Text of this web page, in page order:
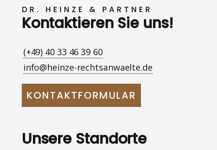
DR. HEINZE & PARTNER
Kontaktieren Sie uns!
(+49) 40 33 46 39 60
info@heinze-rechtsanwaelte.de
KONTAKTFORMULAR
Unsere Standorte